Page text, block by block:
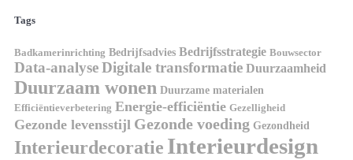
Tags
Badkamerinrichting Bedrijfsadvies Bedrijfsstrategie Bouwsector
Data-analyseDigitale transformatie Duurzaamheid
Duurzaam wonen Duurzame materialen
Efficiëntieverbetering Energie-efficiëntie Gezelligheid
Gezonde levensstijl Gezonde voeding Gezondheid
Interieurdecoratie Interieurdesign